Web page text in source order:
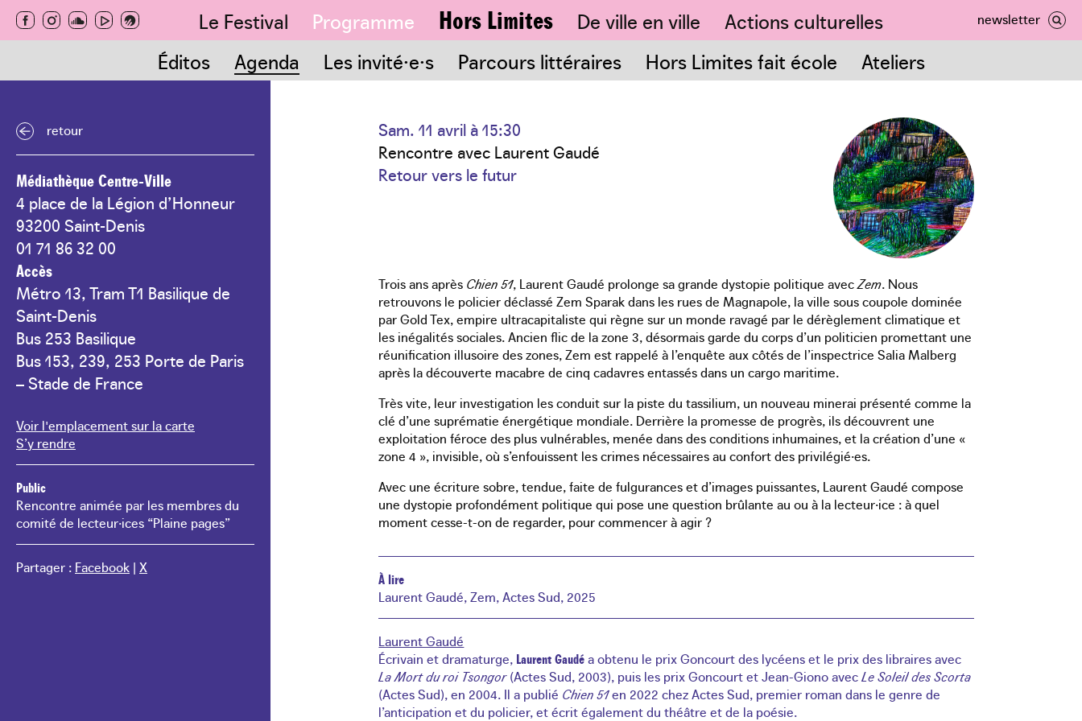
contenu
principal
Le Festival
Présentation Équipe Partenaires Archives
Programme
Éditos
Agenda Les invité·e·s Parcours littéraires Hors Limites fait école Ateliers
Hors Limites De ville en ville
Cartographie Lieux participants
Actions culturelles
Résidences & dispositifs Hors Limites à l'année
newsletter
Sam. 11 avril à 15:30
Rencontre avec Laurent Gaudé
Retour vers le futur
Trois ans après Chien 51, Laurent Gaudé prolonge sa grande dystopie politique avecZem. Nous
retrouvons le policier déclassé Zem Sparak dans les rues de Magnapole, la ville sous coupole dominée
par Gold Tex, empire ultracapitaliste qui règne sur un monde ravagé par le dérèglement climatique et
les inégalités sociales. Ancien flic de la zone 3, désormais garde du corps d’un politicien promettant une
réunification illusoire des zones, Zem est rappelé à l’enquête aux côtés de l’inspectrice Salia Malberg
après la découverte macabre de cinq cadavres entassés dans un cargo maritime.
Très vite, leur investigation les conduit sur la piste du tassilium, un nouveau minerai présenté comme la
clé d’une suprématie énergétique mondiale. Derrière la promesse de progrès, ils découvrent une
exploitation féroce des plus vulnérables, menée dans des conditions inhumaines, et la création d’une «
zone 4 », invisible, où s’enfouissent les crimes nécessaires au confort des privilégié·es.
Avec une écriture sobre, tendue, faite de fulgurances et d’images puissantes, Laurent Gaudé compose
une dystopie profondément politique qui pose une question brûlante au ou à la lecteur·ice : à quel
moment cesse-t-on de regarder, pour commencer à agir ?
À lire
Laurent Gaudé, Zem, Actes Sud, 2025
Laurent Gaudé
Écrivain et dramaturge, Laurent Gaudéa obtenu le prix Goncourt des lycéens et le prix des libraires avec
La Mort du roi Tsongor(Actes Sud, 2003), puis les prix Goncourt et Jean-Giono avecLe Soleil des Scorta
(Actes Sud), en 2004. Il a publié Chien 51en 2022 chez Actes Sud, premier roman dans le genre de
l’anticipation et du policier, et écrit également du théâtre et de la poésie.
retour
Médiathèque Centre-Ville
4 place de la Légion d’Honneur
93200 Saint-Denis
01 71 86 32 00
Accès
Métro 13, Tram T1 Basilique de
Saint-Denis
Bus 253 Basilique
Bus 153, 239, 253 Porte de Paris
– Stade de France
Voir l'emplacement sur la carte
S’y rendre
Public
Rencontre animée par les membres du
comité de lecteur·ices “Plaine pages”
Partager : Facebook | X